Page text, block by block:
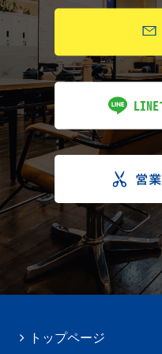
トップページ